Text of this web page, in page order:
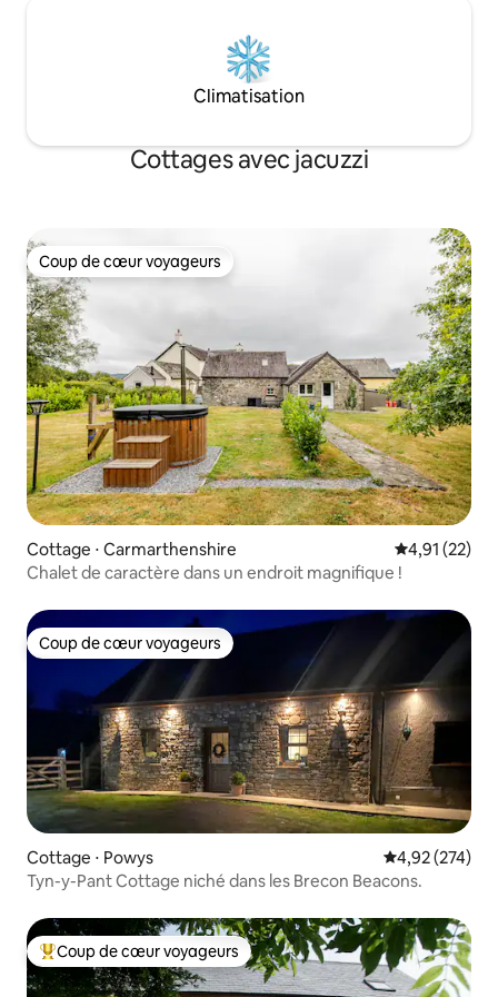
Climatisation
Cottages avec jacuzzi
Coup de cœur voyageurs
Coup de cœur voyageurs
Cottage ⋅ Carmarthenshire Évaluation
4,91 (22)
Chalet de caractère dans un endroit magnifique !
Coup de cœur voyageurs
Coup de cœur voyageurs
Cottage ⋅ Powys Évaluation
4,92 (274)
Tyn-y-Pant Cottage niché dans les Brecon Beacons.
Coups de cœur voyageurs les plus appréciés
Coup de cœur voyageurs